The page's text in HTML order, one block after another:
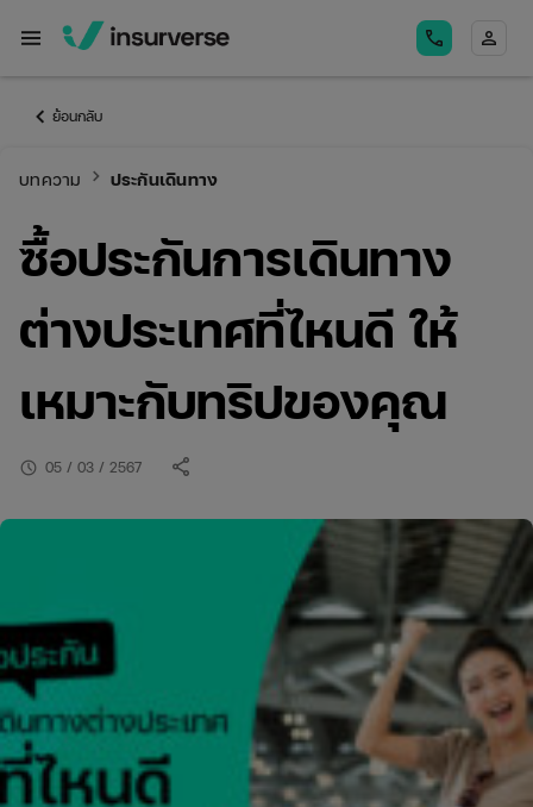
menu call person
keyboard_arrow_left ย้อนกลับ
บทความ keyboard_arrow_right ประกันเดินทาง
ซื้อประกันการเดินทาง
ต่างประเทศที่ไหนดี ให้
เหมาะกับทริปของคุณ
schedule 05 / 03 / 2567 share